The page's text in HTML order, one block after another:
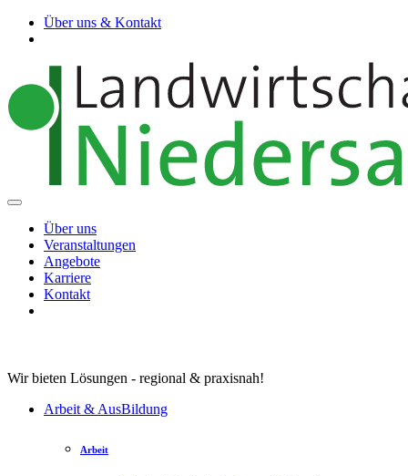
Über uns & Kontakt
Über uns
Veranstaltungen
Angebote
Karriere
Kontakt
Wir bieten Lösungen - regional & praxisnah!
Arbeit & AusBildung
Arbeit